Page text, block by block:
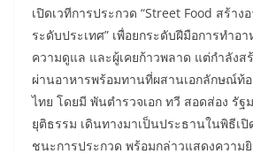
เปิดเวทีการประกวด “Street Food สร้าง
ระดับประเทศ” เพื่อยกระดับฝีมือการทำอ
ความดูแล และผู้เคยก้าวพลาด แต่กำลังส
ผ่านอาหารพร้อมทานที่ผสานเอกลักษณ์
ไทย โดยมี พันตำรวจเอก ทวี สอดส่อง รัฐ
ยุติธรรม เดินทางมาเป็นประธานในพิธีเ
ชนะการประกวด พร้อมกล่าวแสดงความ